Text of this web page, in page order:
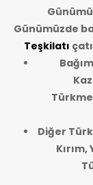
Günümüzde
Teşkilatı
Diğer